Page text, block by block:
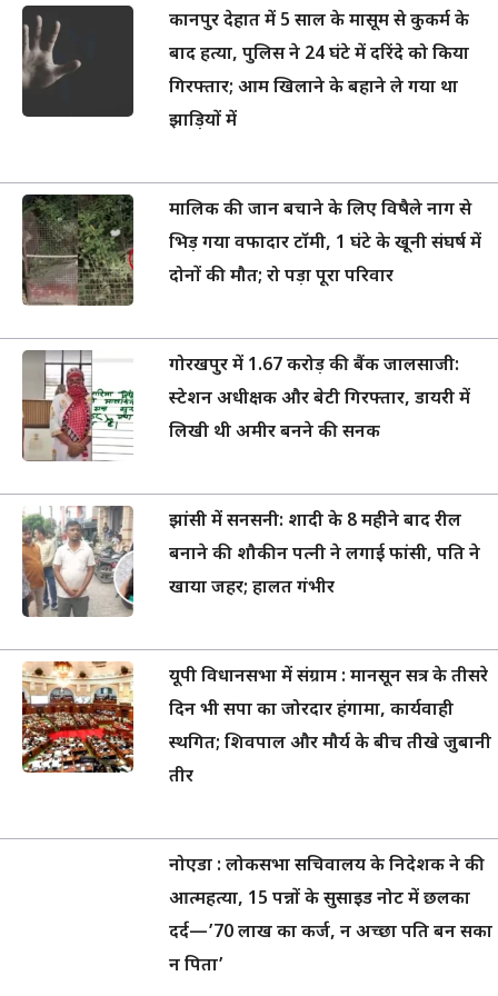
कानपुर देहात में 5 साल के मासूम से कुकर्म के
बाद हत्या, पुलिस ने 24 घंटे में दरिंदे को किया
गिरफ्तार; आम खिलाने के बहाने ले गया था
झाड़ियों में
मालिक की जान बचाने के लिए विषैले नाग से
भिड़ गया वफादार टॉमी, 1 घंटे के खूनी संघर्ष में
दोनों की मौत; रो पड़ा पूरा परिवार
गोरखपुर में 1.67 करोड़ की बैंक जालसाजी:
स्टेशन अधीक्षक और बेटी गिरफ्तार, डायरी में
लिखी थी अमीर बनने की सनक
झांसी में सनसनी: शादी के 8 महीने बाद रील
बनाने की शौकीन पत्नी ने लगाई फांसी, पति ने
खाया जहर; हालत गंभीर
यूपी विधानसभा में संग्राम : मानसून सत्र के तीसरे
दिन भी सपा का जोरदार हंगामा, कार्यवाही
स्थगित; शिवपाल और मौर्य के बीच तीखे जुबानी
तीर
नोएडा : लोकसभा सचिवालय के निदेशक ने की
आत्महत्या, 15 पन्नों के सुसाइड नोट में छलका
दर्द—’70 लाख का कर्ज, न अच्छा पति बन सका
न पिता’